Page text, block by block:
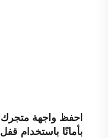
احفظ واجهة متجرك
بأمانًا باستخدام قفل